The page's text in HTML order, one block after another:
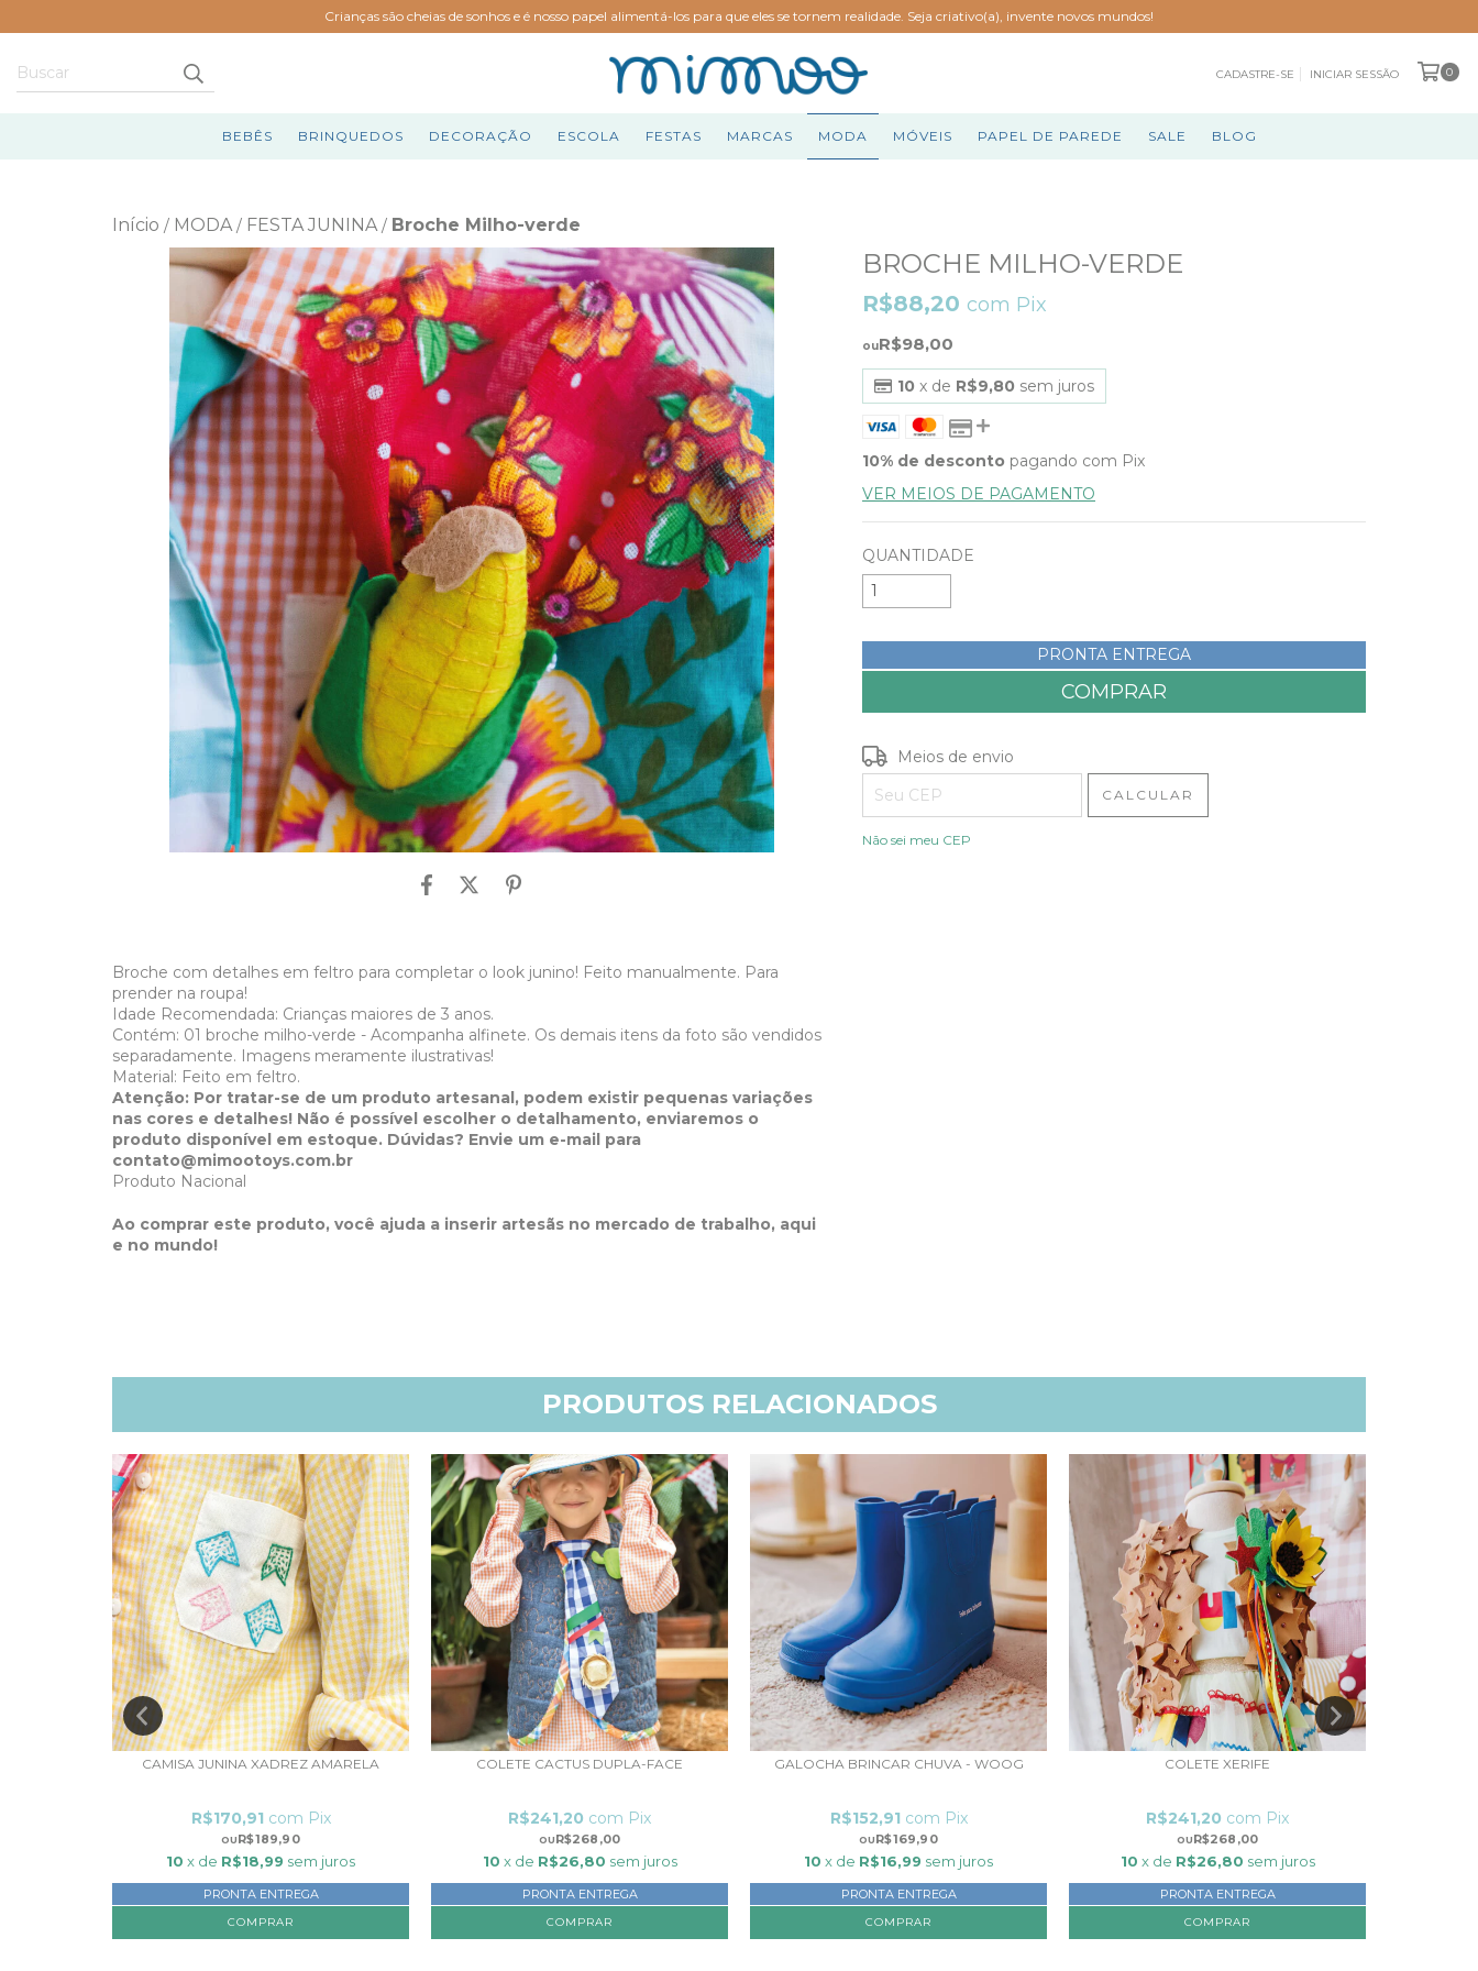
Crianças são cheias de sonhos e é nosso papel alimentá-los para que eles se tornem realidade. Seja criativo(a), invente novos mundos!
CADASTRE-SE INICIAR SESSÃO 0
BEBÊS BRINQUEDOS DECORAÇÃO ESCOLA FESTAS MARCAS MODA MÓVEIS PAPEL DE PAREDE SALE BLOG
Início / MODA / FESTA JUNINA / Broche Milho-verde
Broche com detalhes em feltro para completar o look junino! Feito manualmente. Para
prender na roupa!
Idade Recomendada: Crianças maiores de 3 anos.
Contém: 01 broche milho-verde - Acompanha alfinete. Os demais itens da foto são vendidos
separadamente. Imagens meramente ilustrativas!
Material: Feito em feltro.
Atenção: Por tratar-se de um produto artesanal, podem existir pequenas variações
nas cores e detalhes! Não é possível escolher o detalhamento, enviaremos o
produto disponível em estoque. Dúvidas? Envie um e-mail para
contato@mimootoys.com.br
Produto Nacional
Ao comprar este produto, você ajuda a inserir artesãs no mercado de trabalho, aqui
e no mundo!
BROCHE MILHO-VERDE
R$98,00
R$88,20 com Pix
10 x de R$9,80 sem juros
10% de desconto pagando com Pix
VER MEIOS DE PAGAMENTO
QUANTIDADE
PRONTA ENTREGA
Entregas para o CEP:
Meios de envio
CALCULAR
Não sei meu CEP
PRODUTOS RELACIONADOS
CAMISA JUNINA XADREZ AMARELA
R$189,90
R$170,91 com Pix
10 x de R$18,99 sem juros
PRONTA ENTREGA
COMPRAR
COLETE CACTUS DUPLA-FACE
R$268,00
R$241,20 com Pix
10 x de R$26,80 sem juros
PRONTA ENTREGA
COMPRAR
GALOCHA BRINCAR CHUVA - WOOG
R$169,90
R$152,91 com Pix
10 x de R$16,99 sem juros
PRONTA ENTREGA
COMPRAR
COLETE XERIFE
R$268,00
R$241,20 com Pix
10 x de R$26,80 sem juros
PRONTA ENTREGA
COMPRAR